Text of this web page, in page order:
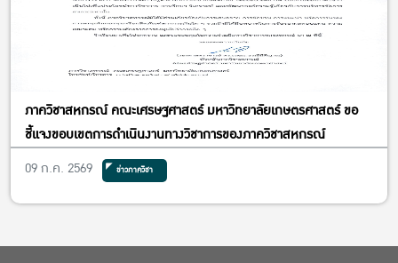
ภาควิชาสหกรณ์ คณะเศรษฐศาสตร์ มหาวิทยาลัยเกษตรศาสตร์ ขอ
ชี้แจงขอบเขตการดำเนินงานทางวิชาการของภาควิชาสหกรณ์
09 ก.ค. 2569
ข่าวภาควิชา